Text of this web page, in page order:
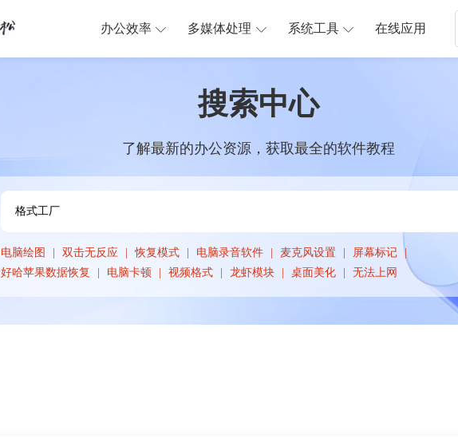
办公效率 多媒体处理 系统工具 在线应用
搜索中心
了解最新的办公资源，获取最全的软件教程
电脑绘图 双击无反应 恢复模式 电脑录音软件 麦克风设置
屏幕标记
好哈苹果数据恢复
电脑卡顿 视频格式 龙虾模块 桌面美化 无法上网